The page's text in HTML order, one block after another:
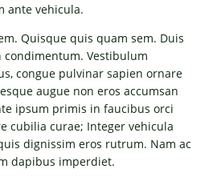
ante vehicula.
Quisque quis quam sem. Duis
Vestibulum
congue pulvinar sapien ornare
augue non eros accumsan
ipsum primis in faucibus orci
cubilia curae; Integer vehicula
dignissim eros rutrum. Nam ac
dapibus imperdiet.